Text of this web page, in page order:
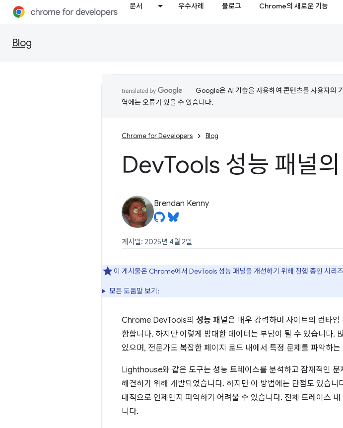
문서 우수사례 블로그 Chrome의 새로운 기능
Blog
Google은 AI 기술을 사용하여 콘텐츠를 사용자의
역에는 오류가 있을 수 있습니다.
Chrome for Developers Blog
DevTools 성능 패널
Brendan Kenny
게시일: 2025년 4월 2일
이 게시물은 Chrome에서 DevTools 성능 패널을 개선하기 위해 진행 중인 시리
모든 도움말 보기:
Chrome DevTools의 성능 패널은 매우 강력하며 사이트의 런타
함합니다. 하지만 이렇게 방대한 데이터는 부담이 될 수 있습니다.
있으며, 전문가도 복잡한 페이지 로드 내에서 특정 문제를 파악하
Lighthouse와 같은 도구는 성능 트레이스를 분석하고 잠재적인
해결하기 위해 개발되었습니다. 하지만 이 방법에는 단점도 있습
대적으로 언제인지 파악하기 어려울 수 있습니다. 전체 트레이스
니다.